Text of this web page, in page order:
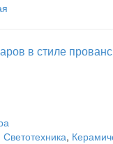
в стиле прованс
Светотехника,